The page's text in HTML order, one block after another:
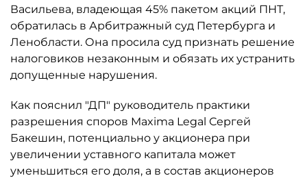
Васильева, владеющая 45% пакетом акций ПНТ,
обратилась в Арбитражный суд Петербурга и
Ленобласти. Она просила суд признать решение
налоговиков незаконным и обязать их устранить
допущенные нарушения.
Как пояснил "ДП" руководитель практики
разрешения споров Maxima Legal Сергей
Бакешин, потенциально у акционера при
увеличении уставного капитала может
уменьшиться его доля, а в состав акционеров